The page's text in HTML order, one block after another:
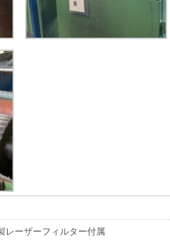
レーザーフィルター付属